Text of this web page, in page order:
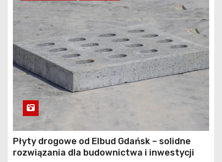
Płyty drogowe od Elbud Gdańsk – solidne
rozwiązania dla budownictwa i inwestycji